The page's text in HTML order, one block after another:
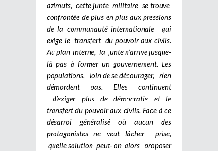
azimuts, cette junte militaire se trouve
confrontée de plus en plus aux pressions
de la communauté internationale qui
exige le transfert du pouvoir aux civils.
Au plan interne, la junte n’arrive jusque-
là pas à former un gouvernement. Les
populations, loin de se décourager, n’en
démordent pas. Elles continuent
d’exiger plus de démocratie et le
transfert du pouvoir aux civils. Face à ce
désarroi généralisé où aucun des
protagonistes ne veut lâcher prise,
quelle solution peut- on alors proposer